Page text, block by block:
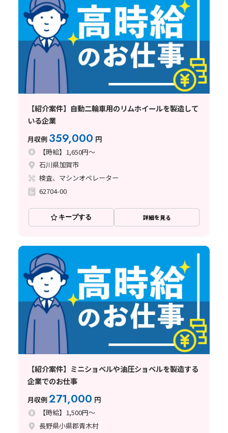
【紹介案件】自動二輪車用のリムホイールを製造して
いる企業
月収例 359,000 円
【時給】1,650円～
石川県加賀市
検査、マシンオペレーター
62704-00
キープする 詳細を見る
【紹介案件】ミニショベルや油圧ショベルを製造する
企業でのお仕事
月収例271,000 円
【時給】1,500円～
長野県小県郡青木村